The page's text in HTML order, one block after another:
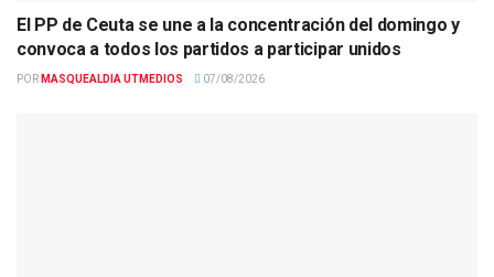
El PP de Ceuta se une a la concentración del domingo y
convoca a todos los partidos a participar unidos
POR MASQUEALDIA UTMEDIOS 07/08/2026